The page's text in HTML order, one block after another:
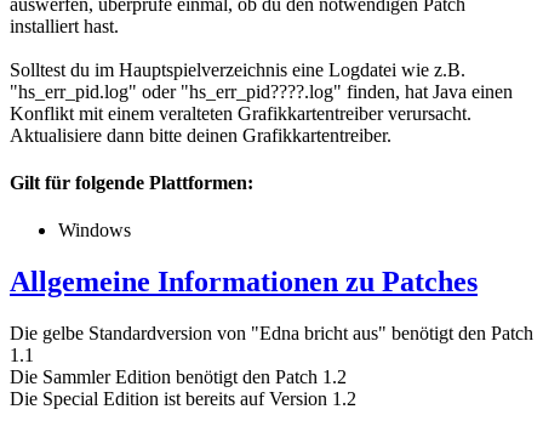
installiert hast.
Solltest du im Hauptspielverzeichnis eine Logdatei wie z.B.
"hs_err_pid.log" oder "hs_err_pid????.log" finden, hat Java einen
Konflikt mit einem veralteten Grafikkartentreiber verursacht.
Aktualisiere dann bitte deinen Grafikkartentreiber.
Gilt für folgende Plattformen:
Windows
Allgemeine Informationen zu Patches
Die gelbe Standardversion von "Edna bricht aus" benötigt den Patch
1.1
Die Sammler Edition benötigt den Patch 1.2
Die Special Edition ist bereits auf Version 1.2